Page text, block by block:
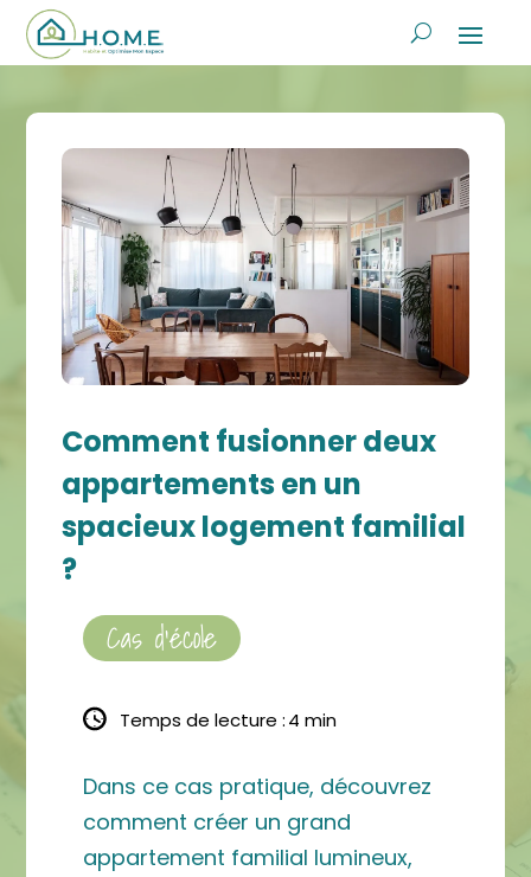
Comment fusionner deux
appartements en un
spacieux logement familial
?
Cas d'école
Temps de lecture :4 min
Dans ce cas pratique, découvrez
comment créer un grand
appartement familial lumineux,